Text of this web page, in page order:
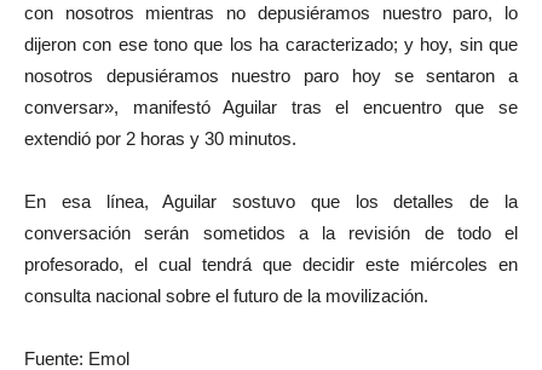
con nosotros mientras no depusiéramos nuestro paro, lo
dijeron con ese tono que los ha caracterizado; y hoy, sin que
nosotros depusiéramos nuestro paro hoy se sentaron a
conversar», manifestó Aguilar tras el encuentro que se
extendió por 2 horas y 30 minutos.
En esa línea, Aguilar sostuvo que los detalles de la
conversación serán sometidos a la revisión de todo el
profesorado, el cual tendrá que decidir este miércoles en
consulta nacional sobre el futuro de la movilización.
Fuente: Emol